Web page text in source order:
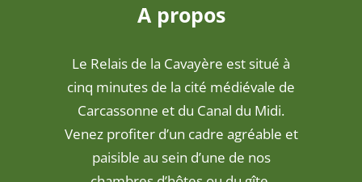
A propos
Le Relais de la Cavayère est situé à
cinq minutes de la cité médiévale de
Carcassonne et du Canal du Midi.
Venez profiter d’un cadre agréable et
paisible au sein d’une de nos